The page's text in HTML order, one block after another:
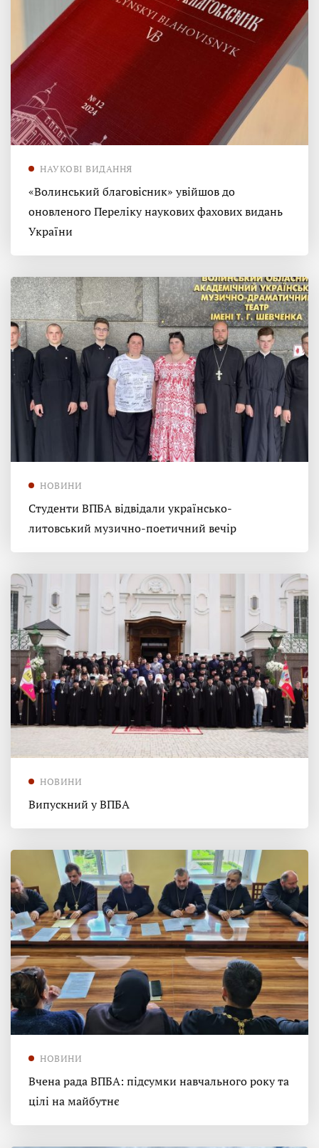
НАУКОВІ ВИДАННЯ
«Волинський благовісник» увійшов до
оновленого Переліку наукових фахових видань
України
НОВИНИ
Студенти ВПБА відвідали українсько-
литовський музично-поетичний вечір
НОВИНИ
Випускний у ВПБА
НОВИНИ
Вчена рада ВПБА: підсумки навчального року та
цілі на майбутнє